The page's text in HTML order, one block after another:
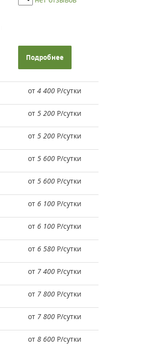
Подробнее
от 4 400 Р/сутки
от 5 200 Р/сутки
от 5 200 Р/сутки
от 5 600 Р/сутки
от 5 600 Р/сутки
от 6 100 Р/сутки
от 6 100 Р/сутки
от 6 580 Р/сутки
от 7 400 Р/сутки
от 7 800 Р/сутки
от 7 800 Р/сутки
от 8 600 Р/сутки